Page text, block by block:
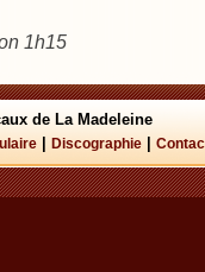
1h15
de La Madeleine
Discographie